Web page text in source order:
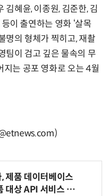
김혜윤, 이종원, 김준한, 김
이 출연하는 영화 ‘살목
명의 형체가 찍히고, 재촬
팀이 검고 깊은 물속의 무
지는 공포 영화로 오는 4월
제품 데이터베이스
대상 API 서비스 제